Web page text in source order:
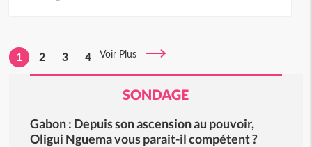
1 2 3 4 Voir Plus
SONDAGE
Gabon : Depuis son ascension au pouvoir,
Oligui Nguema vous parait-il compétent ?